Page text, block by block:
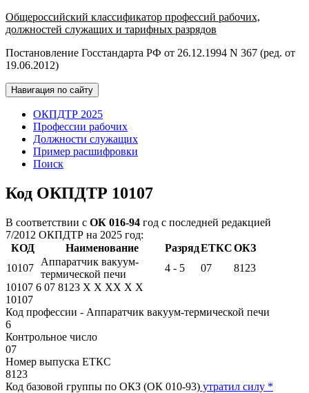
Общероссийский классификатор профессий рабочих,
должностей служащих и тарифных разрядов
Постановление Госстандарта РФ от 26.12.1994 N 367 (ред. от
19.06.2012)
Навигация по сайту
ОКПДТР 2025
Профессии рабочих
Должности служащих
Пример расшифровки
Поиск
Код ОКПДТР 10107
В соответствии с ОК 016-94 год с последней редакцией
7/2012 ОКПДТР на 2025 год:
КОД
Наименование РазрядЕТКСОКЗ
10107
Аппаратчик вакуум-
термической печи
4 - 5 07
8123
10107 6 07 8123 X X XX X X
10107
Код профессии - Аппаратчик вакуум-термической печи
6
Контрольное число
07
Номер выпуска ЕТКС
8123
Код базовой группы по ОКЗ (ОК 010-93) утратил силу *